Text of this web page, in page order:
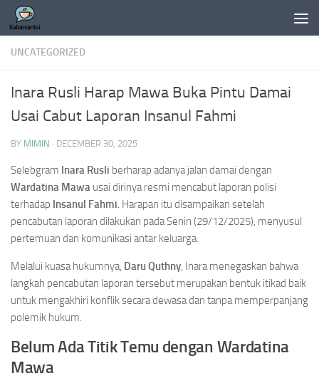
Skip to content
UNCATEGORIZED
Inara Rusli Harap Mawa Buka Pintu Damai
Usai Cabut Laporan Insanul Fahmi
BY MIMIN · DECEMBER 30, 2025
Selebgram Inara Rusli berharap adanya jalan damai dengan
Wardatina Mawa usai dirinya resmi mencabut laporan polisi
terhadap Insanul Fahmi. Harapan itu disampaikan setelah
pencabutan laporan dilakukan pada Senin (29/12/2025), menyusul
pertemuan dan komunikasi antar keluarga.
Melalui kuasa hukumnya, Daru Quthny, Inara menegaskan bahwa
langkah pencabutan laporan tersebut merupakan bentuk itikad baik
untuk mengakhiri konflik secara dewasa dan tanpa memperpanjang
polemik hukum.
Belum Ada Titik Temu dengan Wardatina
Mawa